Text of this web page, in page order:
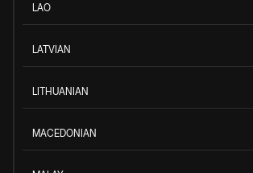
LAO
LATVIAN
LITHUANIAN
MACEDONIAN